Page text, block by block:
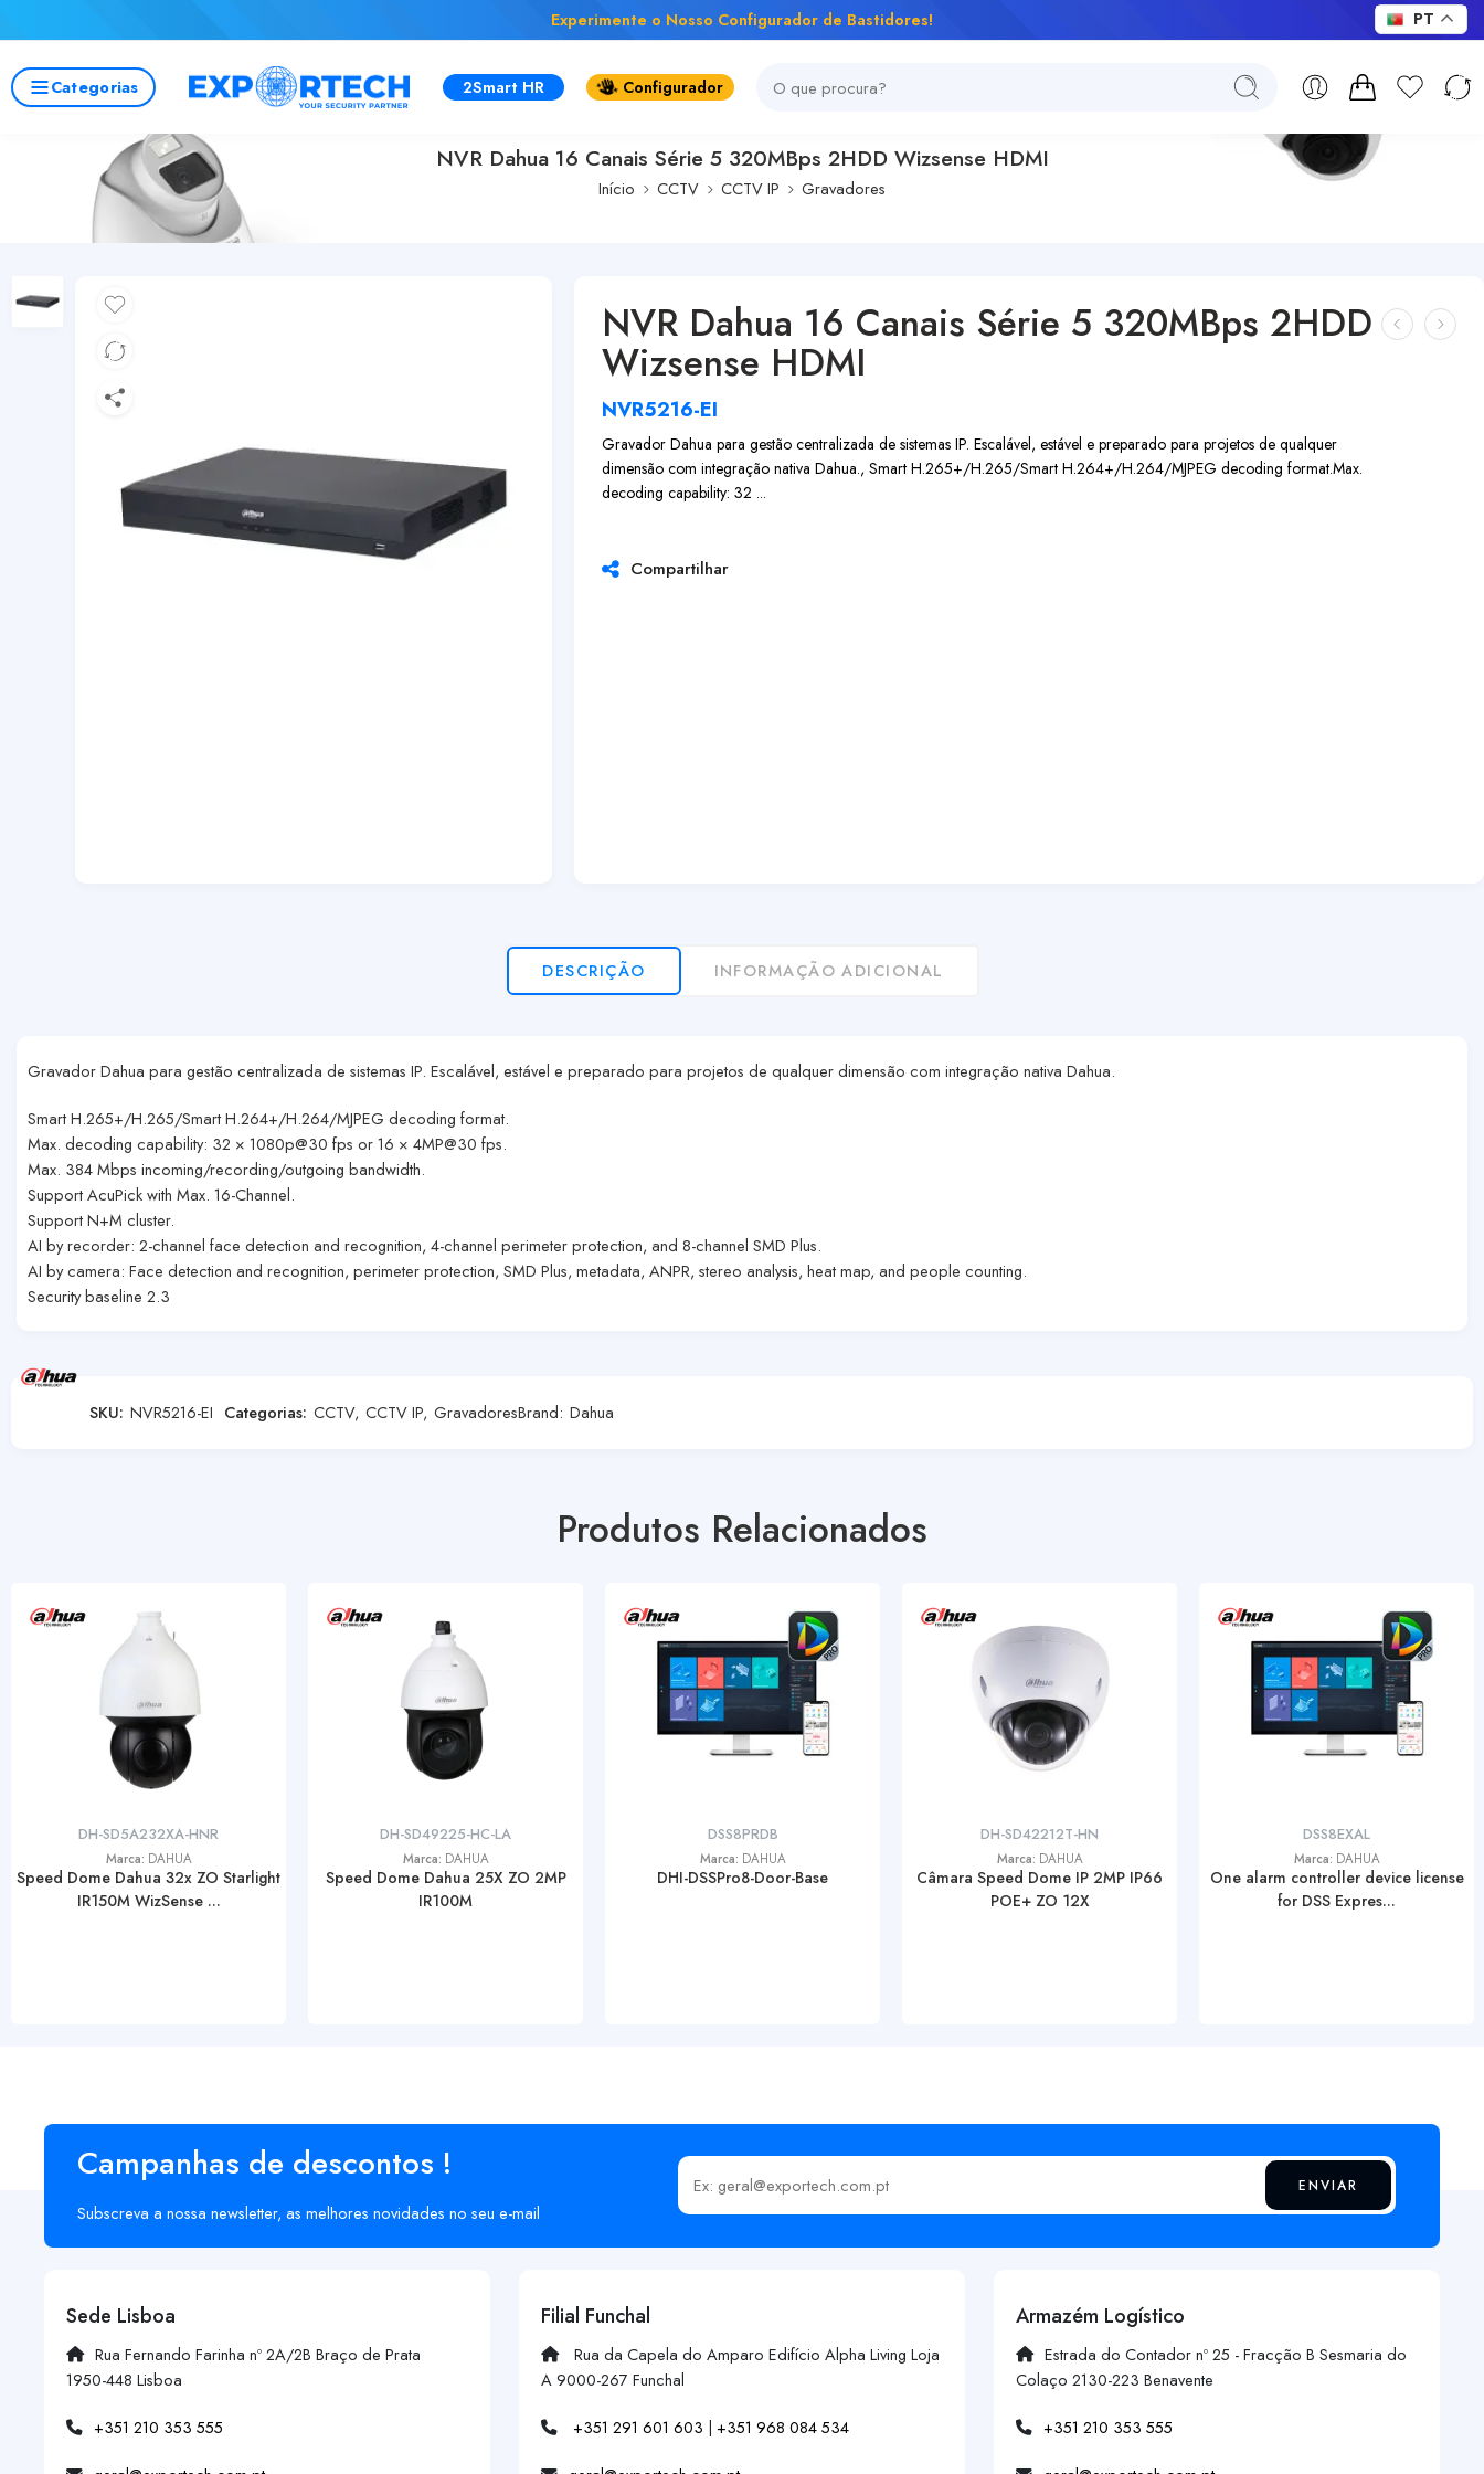
Experimente o Nosso Configurador de Bastidores!
Categorias 2Smart HR Configurador
NVR Dahua 16 Canais Série 5 320MBps 2HDD Wizsense HDMI
Início CCTV CCTV IP Gravadores
NVR Dahua 16 Canais Série 5 320MBps 2HDD
Wizsense HDMI
NVR5216-EI
Gravador Dahua para gestão centralizada de sistemas IP. Escalável, estável e preparado para projetos de qualquer
dimensão com integração nativa Dahua., Smart H.265+/H.265/Smart H.264+/H.264/MJPEG decoding format.Max.
decoding capability: 32 ...
Compartilhar
DESCRIÇÃO INFORMAÇÃO ADICIONAL
Gravador Dahua para gestão centralizada de sistemas IP. Escalável, estável e preparado para projetos de qualquer dimensão com integração nativa Dahua.
Smart H.265+/H.265/Smart H.264+/H.264/MJPEG decoding format.
Max. decoding capability: 32 × 1080p@30 fps or 16 × 4MP@30 fps.
Max. 384 Mbps incoming/recording/outgoing bandwidth.
Support AcuPick with Max. 16-Channel.
Support N+M cluster.
AI by recorder: 2-channel face detection and recognition, 4-channel perimeter protection, and 8-channel SMD Plus.
AI by camera: Face detection and recognition, perimeter protection, SMD Plus, metadata, ANPR, stereo analysis, heat map, and people counting.
Security baseline 2.3
SKU: NVR5216-EI Categorias: CCTV, CCTV IP, GravadoresBrand: Dahua
Produtos Relacionados
DH-SD5A232XA-HNR
Marca: DAHUA
Speed Dome Dahua 32x ZO Starlight
IR150M WizSense ...
DH-SD49225-HC-LA
Marca: DAHUA
Speed Dome Dahua 25X ZO 2MP
IR100M
DSS8PRDB
Marca: DAHUA
DHI-DSSPro8-Door-Base
DH-SD42212T-HN
Marca: DAHUA
Câmara Speed Dome IP 2MP IP66
POE+ ZO 12X
DSS8EXAL
Marca: DAHUA
One alarm controller device license
for DSS Expres...
Campanhas de descontos !
Subscreva a nossa newsletter, as melhores novidades no seu e-mail
Insira o seu email ENVIAR
Sede Lisboa
Rua Fernando Farinha nº 2A/2B Braço de Prata
1950-448 Lisboa
+351 210 353 555
Filial Funchal
Rua da Capela do Amparo Edifício Alpha Living Loja
A 9000-267 Funchal
+351 291 601 603 | +351 968 084 534
Armazém Logístico
Estrada do Contador nº 25 - Fracção B Sesmaria do
Colaço 2130-223 Benavente
+351 210 353 555
PT